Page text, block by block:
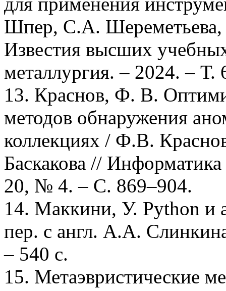
Шпер, С.А.
Известия высших
металлургия. – 2024. –
13. Краснов, Ф. В.
методов обнаружения
коллекциях / Ф.В.
Баскакова //
20, № 4. – С. 869–904.
14. Маккини, У. Python и
пер. с англ. А.А.
– 540 с.
15. Метаэвристические